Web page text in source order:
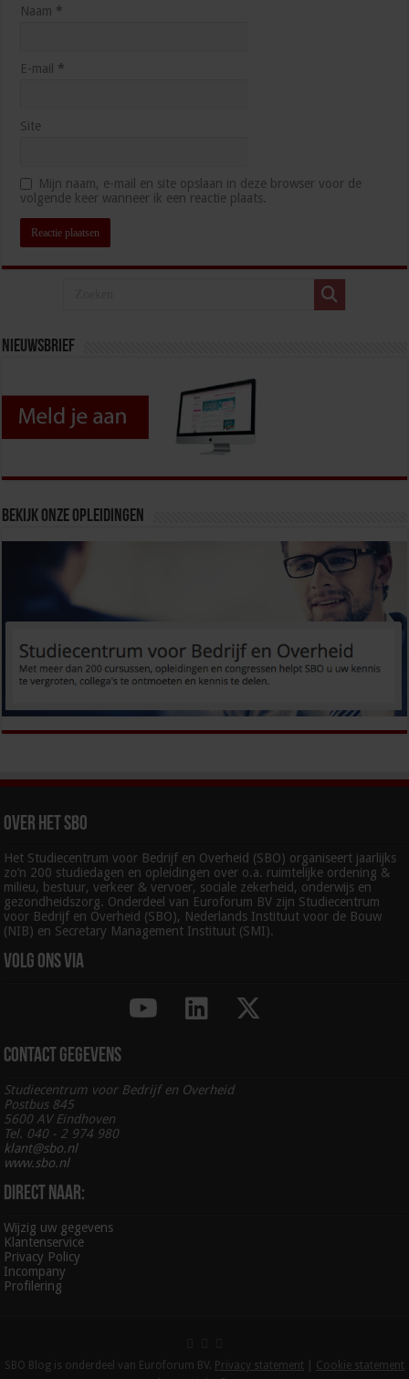
Naam *
E-mail *
Site
Mijn naam, e-mail en site opslaan in deze browser voor de
volgende keer wanneer ik een reactie plaats.
Nieuwsbrief
Bekijk onze opleidingen
Over het SBO
Het Studiecentrum voor Bedrijf en Overheid (SBO) organiseert jaarlijks
zo’n 200 studiedagen en opleidingen over o.a. ruimtelijke ordening &
milieu, bestuur, verkeer & vervoer, sociale zekerheid, onderwijs en
gezondheidszorg. Onderdeel van Euroforum BV zijn Studiecentrum
voor Bedrijf en Overheid (SBO), Nederlands Instituut voor de Bouw
(NIB) en Secretary Management Instituut (SMI).
Volg ons via
Contact gegevens
Studiecentrum voor Bedrijf en Overheid
Postbus 845
5600 AV Eindhoven
Tel. 040 - 2 974 980
klant@sbo.nl
www.sbo.nl
Direct naar:
Wijzig uw gegevens
Klantenservice
Privacy Policy
Incompany
Profilering
SBO Blog is onderdeel van Euroforum BV. Privacy statement
Cookie statement